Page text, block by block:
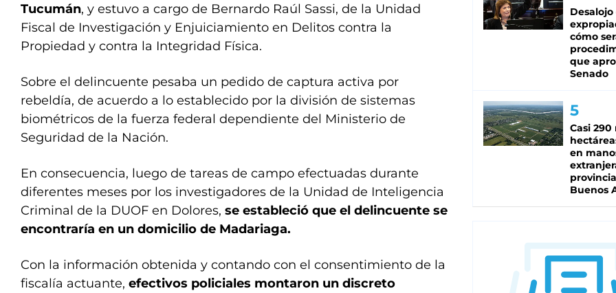
Tucumán, y estuvo a cargo de Bernardo Raúl Sassi, de la Unidad
Fiscal de Investigación y Enjuiciamiento en Delitos contra la
Propiedad y contra la Integridad Física.
Sobre el delincuente pesaba un pedido de captura activa por
rebeldía, de acuerdo a lo establecido por la división de sistemas
biométricos de la fuerza federal dependiente del Ministerio de
Seguridad de la Nación.
En consecuencia, luego de tareas de campo efectuadas durante
diferentes meses por los investigadores de la Unidad de Inteligencia
Criminal de la DUOF en Dolores, se estableció que el delincuente se
encontraría en un domicilio de Madariaga.
Con la información obtenida y contando con el consentimiento de la
fiscalía actuante, efectivos policiales montaron un discreto
cómo
que
Senado
Casi 290
en
Buenos